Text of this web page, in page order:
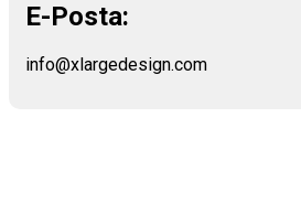
E-Posta:
info@xlargedesign.com